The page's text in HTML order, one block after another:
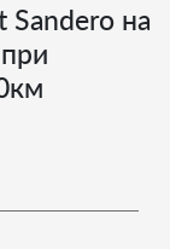
Sandero на